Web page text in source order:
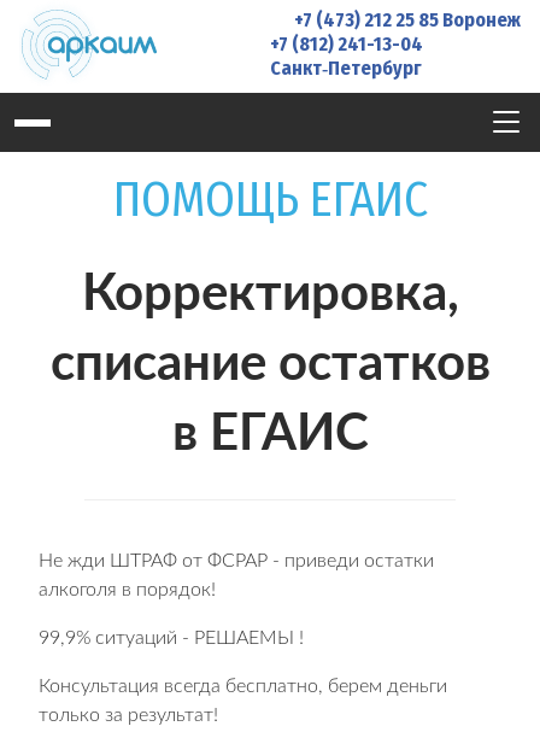
content
+7 (473) 212 25 85 Воронеж
+7 (812) 241-13-04
Санкт‑Петербург
ПОМОЩЬ ЕГАИС
Корректировка,
списание остатков
в ЕГАИС
Не жди ШТРАФ от ФСРАР - приведи остатки
алкоголя в порядок!
99,9% ситуаций - РЕШАЕМЫ !
Консультация всегда бесплатно, берем деньги
только за результат!